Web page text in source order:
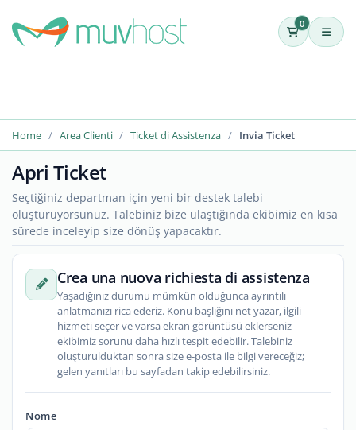
0
Home Area Clienti Ticket di Assistenza Invia Ticket
Apri Ticket
Seçtiğiniz departman için yeni bir destek talebi
oluşturuyorsunuz. Talebiniz bize ulaştığında ekibimiz en kısa
sürede inceleyip size dönüş yapacaktır.
Crea una nuova richiesta di assistenza
Yaşadığınız durumu mümkün olduğunca ayrıntılı
anlatmanızı rica ederiz. Konu başlığını net yazar, ilgili
hizmeti seçer ve varsa ekran görüntüsü eklerseniz
ekibimiz sorunu daha hızlı tespit edebilir. Talebiniz
oluşturulduktan sonra size e-posta ile bilgi vereceğiz;
gelen yanıtları bu sayfadan takip edebilirsiniz.
Nome